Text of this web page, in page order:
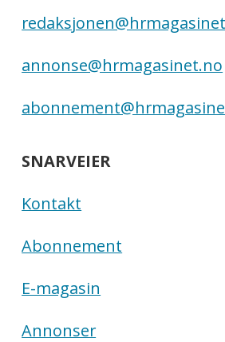
annonse@hrmagasinet.no
SNARVEIER
Kontakt
Abonnement
E-magasin
Annonser